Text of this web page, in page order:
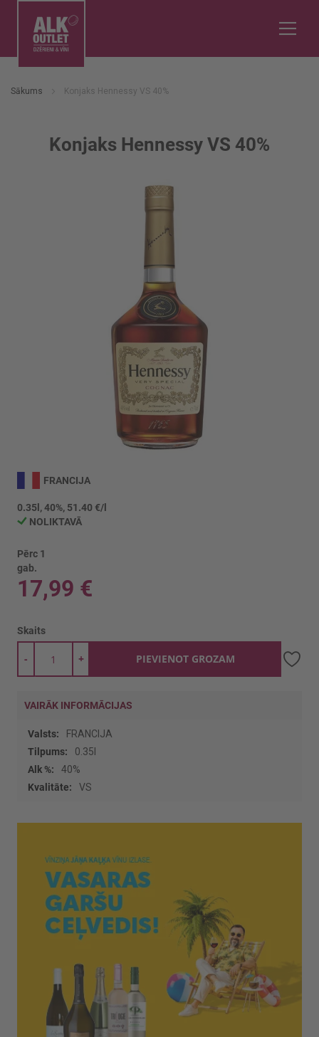
Sākums Konjaks Hennessy VS 40%
Konjaks Hennessy VS 40%
galerijas
sākumu
FRANCIJA
0.35l, 40%, 51.40 €/l
NOLIKTAVĀ
Pērc 1
gab.
17,99 €
Skaits
+
- PIEVIENOT GROZAM
VAIRĀK INFORMĀCIJAS
Vairāk
informācijas
FRANCIJA
0.35l
40%
VS